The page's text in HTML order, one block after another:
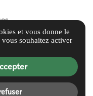
et vous donne le
souhaitez activer